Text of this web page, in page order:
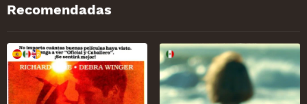
Recomendadas